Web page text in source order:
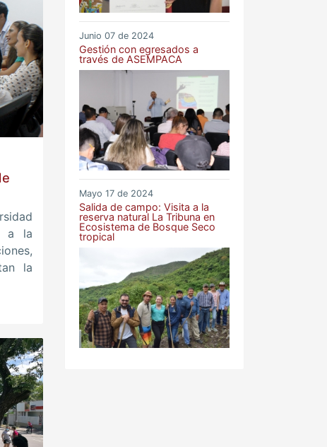
a la
la
Junio 07 de 2024
Gestión con egresados a
través de ASEMPACA
Mayo 17 de 2024
Salida de campo: Visita a la
reserva natural La Tribuna en
Ecosistema de Bosque Seco
tropical